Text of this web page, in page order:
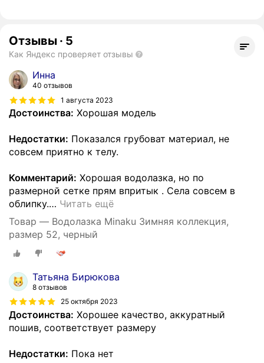
Отзывы · 5
Как Яндекс проверяет отзывы
Инна
40 отзывов
1 августа 2023
Достоинства: Хорошая модель
Недостатки: Показался грубоват материал, не
совсем приятно к телу.
Комментарий: Хорошая водолазка, но по
размерной сетке прям впритык . Села совсем в
облипку.… Читать ещё
Товар — Водолазка Minaku Зимняя коллекция,
размер 52, черный
Татьяна Бирюкова
8 отзывов
25 октября 2023
Достоинства: Хорошее качество, аккуратный
пошив, соответствует размеру
Недостатки: Пока нет